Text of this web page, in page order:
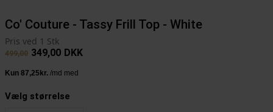
Co' Couture - Tassy Frill Top - White
Pris ved 1 Stk
499,00 349,00 DKK
Vælg størrelse